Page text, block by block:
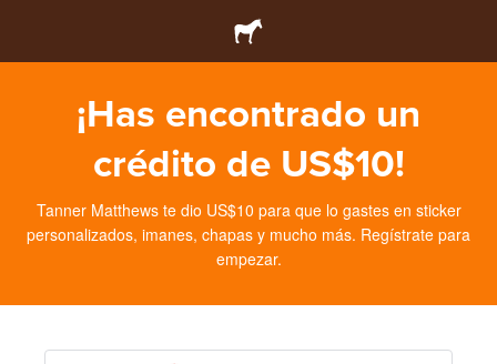
¡Has encontrado un
crédito de US$10!
Tanner Matthews te dio US$10 para que lo gastes en sticker
personalizados, imanes, chapas y mucho más. Regístrate para
empezar.